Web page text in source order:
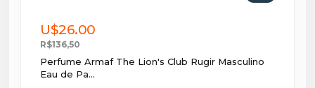
U$26.00
R$136,50
Perfume Armaf The Lion's Club Rugir Masculino
Eau de Pa...